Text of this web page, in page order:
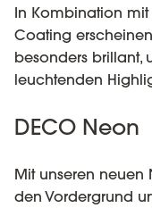
In Kombination
Coating
besonders brillant,
leuchtenden
DECO Neon
Mit unseren neuen
den Vordergrund